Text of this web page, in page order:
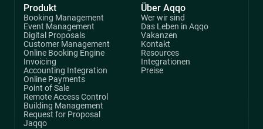
Produkt
Booking Management
Event Management
Digital Proposals
Customer Management
Online Booking Engine
Invoicing
Accounting Integration
Online Payments
Point of Sale
Remote Access Control
Building Management
Request for Proposal
Jaqqo
Über Aqqo
Wer wir sind
Das Leben in Aqqo
Vakanzen
Kontakt
Resources
Integrationen
Preise